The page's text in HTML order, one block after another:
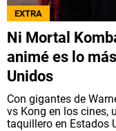
EXTRA
Ni Mortal
animé es lo
Unidos
Con gigantes de
vs Kong en los cines,
taquillero en Estados